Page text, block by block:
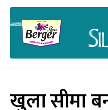
खुला सीमा